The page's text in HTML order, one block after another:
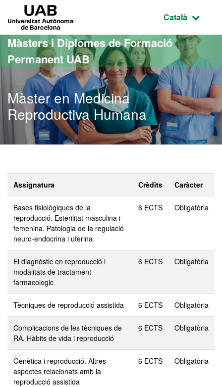
Ves al contingut principal
Ves a la navegació de la pàgina
Idioma
Català
Màsters i Diplomes de Formació
Permanent UAB
Màster en Medicina
Reproductiva Humana
Assignatura Crèdits Caràcter
Bases fisiològiques de la
reproducció. Esterilitat masculina i
femenina. Patologia de la regulació
neuro-endocrina i uterina.
6 ECTS Obligatòria
El diagnòstic en reproducció i
modalitats de tractament
farmacologic
6 ECTS Obligatòria
Tècniques de reproducció assistida 6 ECTS Obligatòria
Complicacions de les tècniques de
RA. Hàbits de vida i reproducció
6 ECTS Obligatòria
Genètica i reproducció. Altres
aspectes relacionats amb la
reproducció assistida
6 ECTS Obligatòria